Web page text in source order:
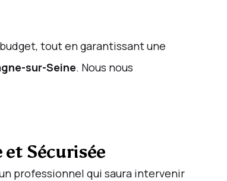
tout en garantissant une
sur-Seine. Nous nous
Sécurisée
professionnel qui saura intervenir